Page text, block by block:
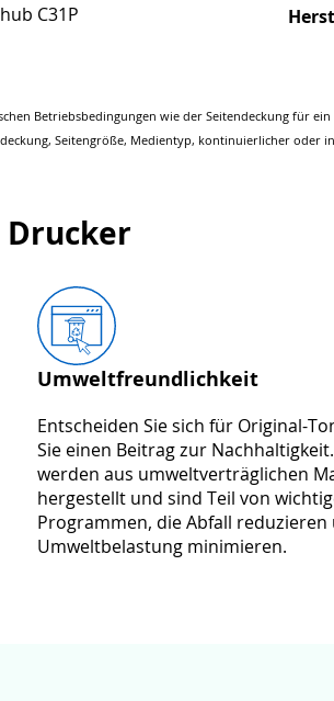
C31P
Betriebsbedingungen wie der Seitendeckung für
Seitengröße, Medientyp, kontinuierlicher
Umweltfreundlichkeit
Entscheiden Sie sich für Original-
Sie einen Beitrag zur
werden aus umweltverträglichen
hergestellt und sind Teil von
Programmen, die Abfall reduzieren
Umweltbelastung minimieren.